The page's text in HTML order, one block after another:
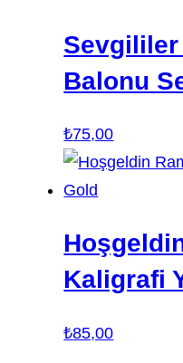
Balonu
₺75,00
Kaligrafi
₺85,00